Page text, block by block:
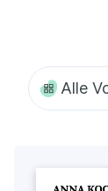
Alle